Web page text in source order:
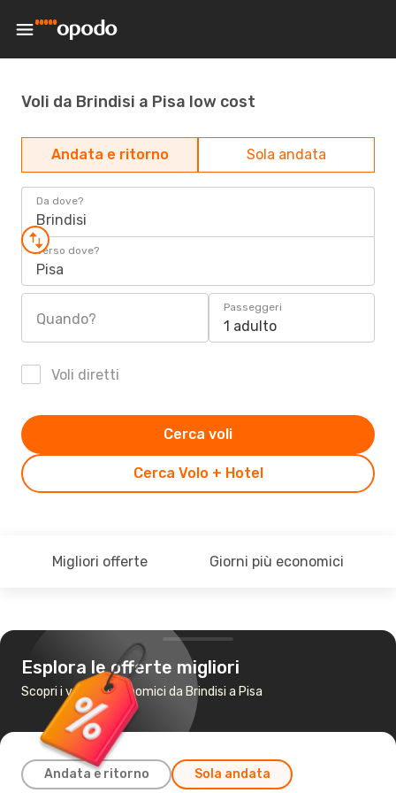
Voli da Brindisi a Pisa low cost
Andata e ritorno Sola andata
Da dove?
Brindisi
Verso dove?
Pisa
Quando?
Passeggeri
1 adulto
Voli diretti
Cerca Volo + Hotel
Cerca voli
Migliori offerte Giorni più economici
Esplora le offerte migliori
Scopri i voli più economici da Brindisi a Pisa
Andata e ritorno Sola andata